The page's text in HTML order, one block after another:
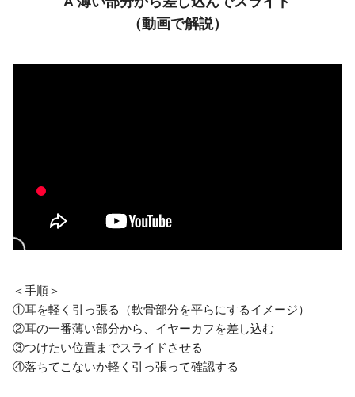
（動画で解説）
＜手順＞
①耳を軽く引っ張る（軟骨部分を平らにするイメージ）
②耳の一番薄い部分から、イヤーカフを差し込む
③つけたい位置までスライドさせる
④落ちてこないか軽く引っ張って確認する